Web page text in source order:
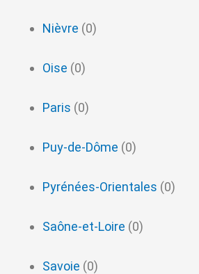
Nièvre (0)
Oise (0)
Paris (0)
Puy-de-Dôme (0)
Pyrénées-Orientales (0)
Saône-et-Loire (0)
Savoie (0)